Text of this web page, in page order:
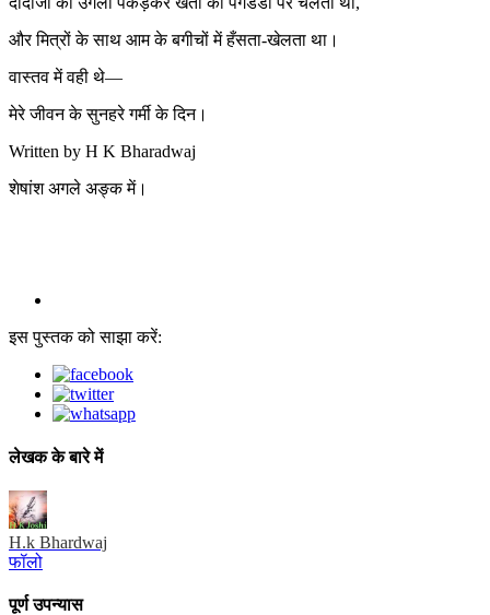
और मित्रों के साथ आम के बगीचों में हँसता-खेलता था।
वास्तव में वही थे—
मेरे जीवन के सुनहरे गर्मी के दिन।
Written by H K Bharadwaj
शेषांश अगले अङ्क में।
इस पुस्तक को साझा करें:
लेखक के बारे में
H.k Bhardwaj
फॉलो
पूर्ण उपन्यास